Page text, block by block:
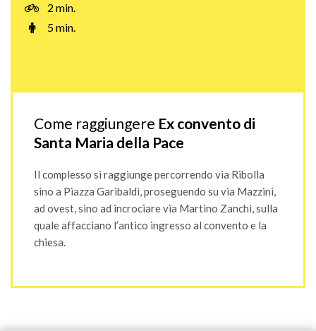
2 min.
5 min.
Come raggiungere Ex convento di
Santa Maria della Pace
Il complesso si raggiunge percorrendo via Ribolla
sino a Piazza Garibaldi, proseguendo su via Mazzini,
ad ovest, sino ad incrociare via Martino Zanchi, sulla
quale affacciano l’antico ingresso al convento e la
chiesa.